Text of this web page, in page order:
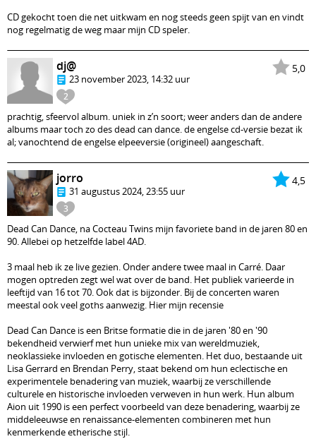
CD gekocht toen die net uitkwam en nog steeds geen spijt van en vindt
nog regelmatig de weg maar mijn CD speler.
5,0
2
dj@
23 november 2023, 14:32 uur
prachtig, sfeervol album. uniek in z’n soort; weer anders dan de andere
albums maar toch zo des dead can dance. de engelse cd-versie bezat ik
al; vanochtend de engelse elpeeversie (origineel) aangeschaft.
4,5
3
jorro
31 augustus 2024, 23:55 uur
Dead Can Dance, na Cocteau Twins mijn favoriete band in de jaren 80 en
90. Allebei op hetzelfde label 4AD.
3 maal heb ik ze live gezien. Onder andere twee maal in Carré. Daar
mogen optreden zegt wel wat over de band. Het publiek varieerde in
leeftijd van 16 tot 70. Ook dat is bijzonder. Bij de concerten waren
meestal ook veel goths aanwezig. Hier mijn recensie
Dead Can Dance is een Britse formatie die in de jaren '80 en '90
bekendheid verwierf met hun unieke mix van wereldmuziek,
neoklassieke invloeden en gotische elementen. Het duo, bestaande uit
Lisa Gerrard en Brendan Perry, staat bekend om hun eclectische en
experimentele benadering van muziek, waarbij ze verschillende
culturele en historische invloeden verweven in hun werk. Hun album
Aion uit 1990 is een perfect voorbeeld van deze benadering, waarbij ze
middeleeuwse en renaissance-elementen combineren met hun
kenmerkende etherische stijl.